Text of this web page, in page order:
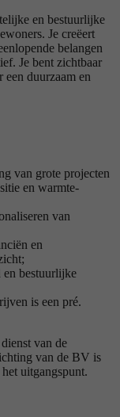
en bestuurlijke
Je creëert
belangen
Je bent zichtbaar
een duurzaam en
van grote projecten
en warmte-
van
en
bestuurlijke
is een pré.
van de
van de BV is
uitgangspunt.